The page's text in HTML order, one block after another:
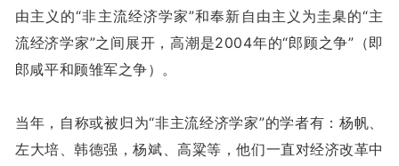
由主义的“非主流经济学家”和奉新自由主义为圭臬的“主
流经济学家”之间展开，高潮是2004年的“郎顾之争”（即
郎咸平和顾雏军之争）。
当年，自称或被归为“非主流经济学家”的学者有：杨帆、
左大培、韩德强，杨斌、高粱等，他们一直对经济改革中